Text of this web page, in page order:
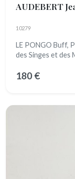
AUDEBERT
10279
LE PONGO Buff,
des Singes et des
180 €